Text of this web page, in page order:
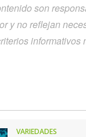
son
y no reflejan
informativos
VARIEDADES